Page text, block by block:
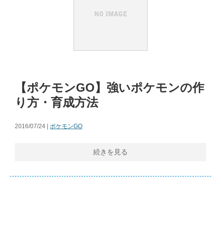
【ポケモンGO】強いポケモンの作
り方・育成方法
2016/07/24 | ポケモンGO
続きを見る